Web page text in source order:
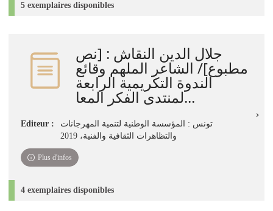
5 exemplaires disponibles
جلال الدين النقاش : [نص
مطبوع]‏‏/ ‏الشاعر الملهم ‏وقائع
الندوة التكريمية الرابعة
لمنتدى الفكر المعا...
Editeur :
تونس : المؤسسة الوطنية لتنمية المهرجانات
والتظاهرات الثقافية والفنية، ‏2019‏
Plus d'infos
4 exemplaires disponibles